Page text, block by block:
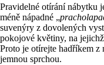
Pravidelné otírání nábytku
méně nápadné „
suvenýry z dovolených
pokojové květiny, na
Proto je otírejte hadříkem
jemnou sprchou.